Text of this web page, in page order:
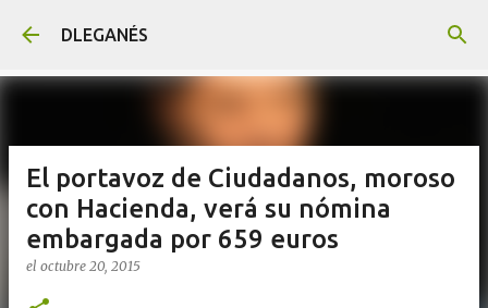
DLEGANÉS
El portavoz de Ciudadanos, moroso
con Hacienda, verá su nómina
embargada por 659 euros
el octubre 20, 2015